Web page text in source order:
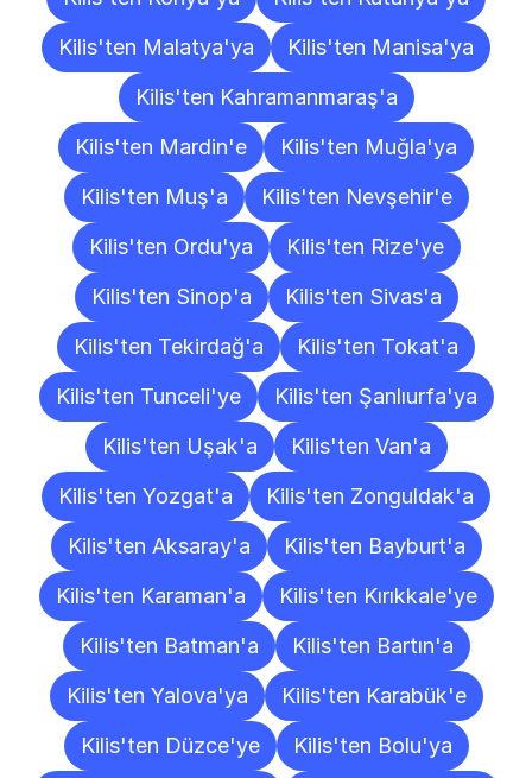
Kilis'ten Malatya'ya
Kilis'ten Manisa'ya
Kilis'ten Kahramanmaraş'a
Kilis'ten Mardin'e
Kilis'ten Muğla'ya
Kilis'ten Muş'a
Kilis'ten Nevşehir'e
Kilis'ten Ordu'ya
Kilis'ten Rize'ye
Kilis'ten Sinop'a
Kilis'ten Sivas'a
Kilis'ten Tekirdağ'a
Kilis'ten Tokat'a
Kilis'ten Tunceli'ye
Kilis'ten Şanlıurfa'ya
Kilis'ten Uşak'a
Kilis'ten Van'a
Kilis'ten Yozgat'a
Kilis'ten Zonguldak'a
Kilis'ten Aksaray'a
Kilis'ten Bayburt'a
Kilis'ten Karaman'a
Kilis'ten Kırıkkale'ye
Kilis'ten Batman'a
Kilis'ten Bartın'a
Kilis'ten Yalova'ya
Kilis'ten Karabük'e
Kilis'ten Düzce'ye
Kilis'ten Bolu'ya